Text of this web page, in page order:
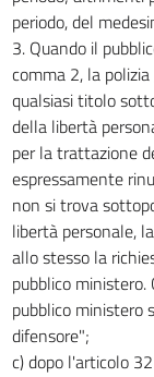
periodo, del
3. Quando il
comma 2, la
qualsiasi titolo
della libertà
per la trattazione
espressamente
non si trova
libertà personale,
allo stesso la
pubblico
pubblico ministero
difensore";
c) dopo l'articolo